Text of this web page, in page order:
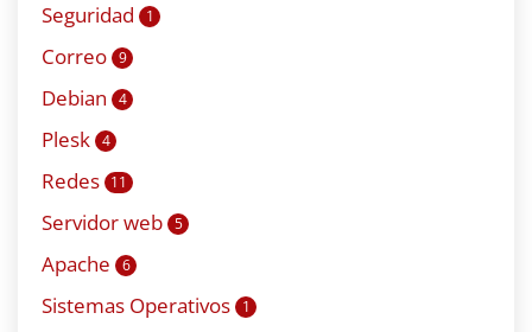
Seguridad 1
Correo 9
Debian 4
Plesk 4
Redes 11
Servidor web 5
Apache 6
Sistemas Operativos 1